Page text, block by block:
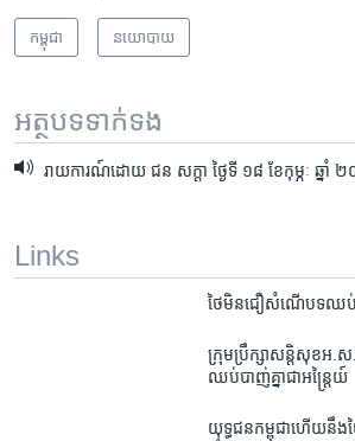
កម្ពុជា នយោបាយ
អត្ថបទ​ទាក់ទង
រាយការណ៍​ដោយ ជន សក្តា ថ្ងៃទី ១៨ ខែកុម្ភៈ ឆ្នាំ
Links
ថៃមិនជឿសំណើបទឈ
ក្រុម​ប្រឹក្សា​សន្តិសុខ​អ.ស
ឈប់​បាញ់​គ្នា​ជា​អន្ត្រៃយ៍
យុទ្ធជន​កម្ពុជា​​ហើយ​នឹង​ថ